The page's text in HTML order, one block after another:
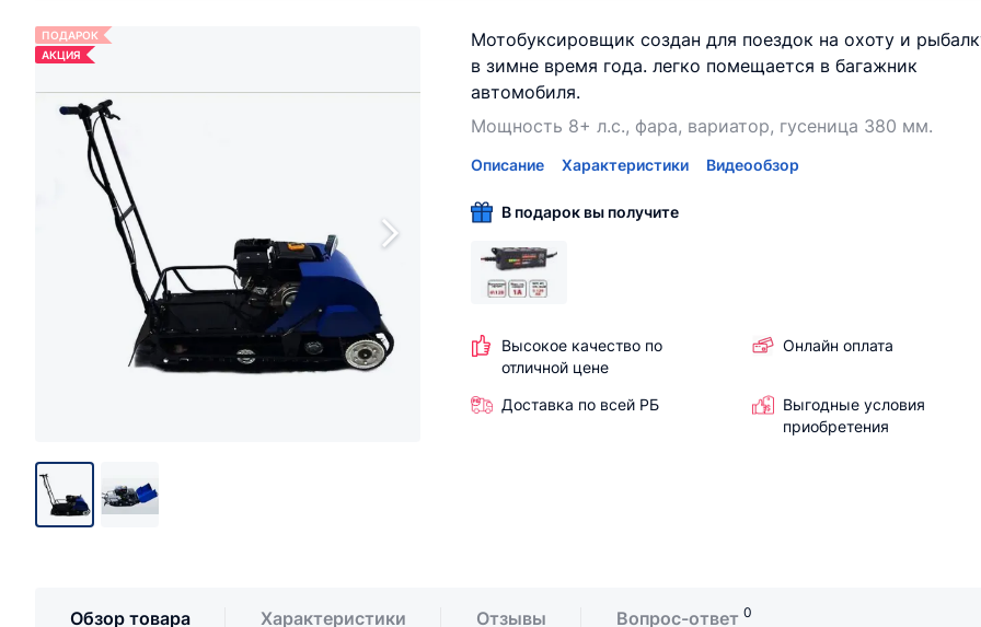
ПОДАРОК
АКЦИЯ
Мотобуксировщик создан для поездок на охоту и
в зимне время года. легко помещается в багажник
автомобиля.
Мощность 8+ л.с., фара, вариатор, гусеница 380 мм.
Описание Характеристики Видеообзор
В подарок вы получите
Высокое качество по
отличной цене
Онлайн оплата
Доставка по всей РБ
Выгодные условия
приобретения
Обзор товара Характеристики Отзывы Вопрос-ответ 0